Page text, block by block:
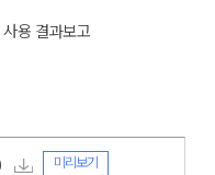
용 결과보고
미리보기